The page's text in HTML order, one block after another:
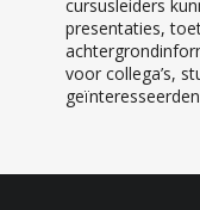
cursusleiders
presentaties,
voor collega’s,